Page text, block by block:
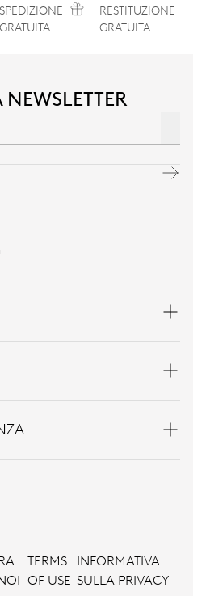
SPEDIZIONE
GRATUITA
RESTITUZIONE
GRATUITA
TERMS
OF USE
INFORMATIVA
SULLA PRIVACY